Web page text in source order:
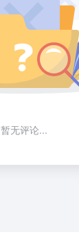
暂无评论...